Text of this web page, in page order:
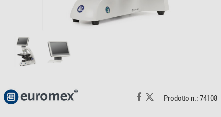
Prodotto n.: 74108